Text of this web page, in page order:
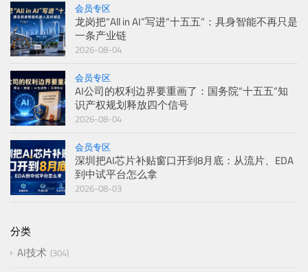
会员专区
龙岗把“All in AI”写进“十五五”：具身智能不再只是
一条产业链
2026-08-04
会员专区
AI公司的权利边界要重画了：国务院“十五五”知
识产权规划释放四个信号
2026-08-04
会员专区
深圳把AI芯片补贴窗口开到8月底：从流片、EDA
到中试平台怎么拿
2026-08-03
分类
AI技术 304